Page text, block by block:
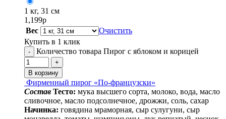
1 кг, 31 см
1,199р
Вес
Очистить
Купить в 1 клик
- Количество товара Пирог с яблоком и корицей
+
В корзину
Фирменный пирог «По-французски»
Cостав Тесто: мука высшего сорта, молоко, вода, масло
сливочное, масло подсолнечное, дрожжи, соль, сахар
Начинка: говядина мраморная, сыр сулугуни, сыр